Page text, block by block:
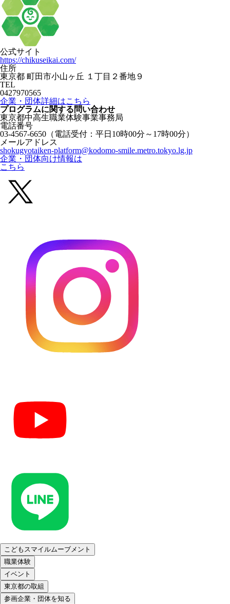
公式サイト
https://chikuseikai.com/
住所
東京都 町田市小山ヶ丘 １丁目２番地９
TEL
0427970565
企業・団体詳細はこちら
プログラムに関する問い合わせ
東京都中高生職業体験事業事務局
電話番号
03-4567-6650 （電話受付：平日10時00分～17時00分）
メールアドレス
shokugyotaiken-platform@kodomo-smile.metro.tokyo.lg.jp
企業・団体向け情報は
こちら
こどもスマイルムーブメント
職業体験
イベント
東京都の取組
参画企業・団体を知る